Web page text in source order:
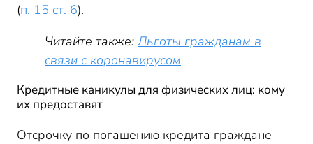
(п. 15 ст. 6).
Читайте также: Льготы гражданам в
связи с коронавирусом
Кредитные каникулы для физических лиц: кому
их предоставят
Отсрочку по погашению кредита граждане